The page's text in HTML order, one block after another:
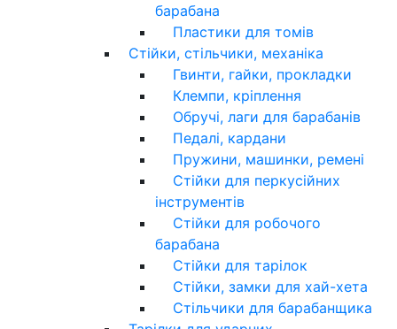
барабана
Пластики для томів
Стійки, стільчики, механіка
Гвинти, гайки, прокладки
Клемпи, кріплення
Обручі, лаги для барабанів
Педалі, кардани
Пружини, машинки, ремені
Стійки для перкусійних
інструментів
Стійки для робочого
барабана
Стійки для тарілок
Стійки, замки для хай-хета
Стільчики для барабанщика